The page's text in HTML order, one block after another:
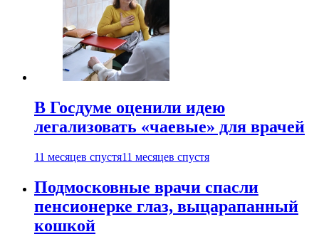
В Госдуме оценили идею
легализовать «чаевые» для врачей
11 месяцев спустя11 месяцев спустя
Подмосковные врачи спасли
пенсионерке глаз, выцарапанный
кошкой